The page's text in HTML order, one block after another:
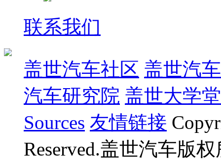
联系我们
盖世汽车社区 盖世汽
汽车研究院 盖世大学堂
Sources 友情链接
Reserved.盖世汽车版